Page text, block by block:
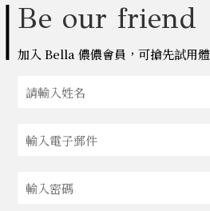
Be our friend
加入 Bella 儂儂會員，可搶先試用